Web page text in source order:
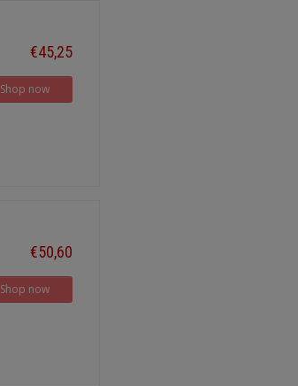
€45,25
Shop now
€50,60
Shop now